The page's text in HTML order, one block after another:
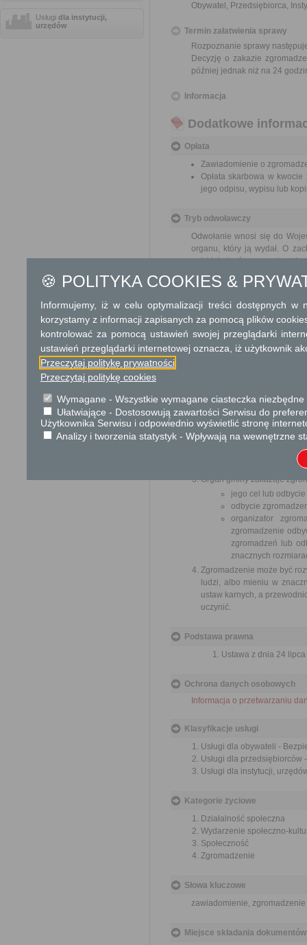
Usługi dla instytucji,
urzędów
Obywatel, Przedsiębiorca,
Termin załatwienia sprawy
Rozpoznanie sprawy
Decyzję o zakazie
później jednak niż na 24
Informacja
Dodatkowe
Opłata
Zawiadomienie o
Opłata skarbowa w
jego odpisu, wypisu lub
Tryb odwoławczy
Odwołanie wnosi się do
organu, który ją wydał. O
polskiej placówce pocztowej
Wniesienie odwołania nie
Skargi i wnioski
Przedmiotem skargi może
pracowników, naruszenie
spraw.
miesiąca.
Informacje dodatkowe
Organ gminy może
Jeżeli przewidywana
publicznego w trakcie
Organ gminy zakazuje
jego cel lub
odbycie
organizator
zgromadzenie
zgromadzeń lub
znacznych
Zgromadzenie może być
ludzi, albo mieniu w
ustaw karnych, a
uczynić.
Podstawa prawna
Ustawa z dnia 24
Ochrona danych osobowych
Informacja o przetwarzaniu
Klasyfikacje usługi
Usługi dla obywateli -
Usługi dla
Usługi dla instytucji,
Kategorie życiowe
Działalność społeczna
Wydarzenie społeczno-
Społeczność
Zgromadzenie
Słowa kluczowe
zawiadomienie,
Miejsce składania dokumentów
🍪 POLITYKA COOKIES &
Informujemy, iż w celu optymalizacji treści dostępnych w
korzystamy z informacji zapisanych za pomocą plików
kontrolować za pomocą ustawień swojej przeglądarki
ustawień przeglądarki internetowej oznacza, iż użytkownik
Przeczytaj politykę prywatności
Przeczytaj politykę cookies
Wymagane - Wszystkie wymagane ciasteczka
Ułatwiające - Dostosowują zawartości Serwisu do
Użytkownika Serwisu i odpowiednio wyświetlić stronę
Analizy i tworzenia statystyk - Wpływają na wewnętrzne